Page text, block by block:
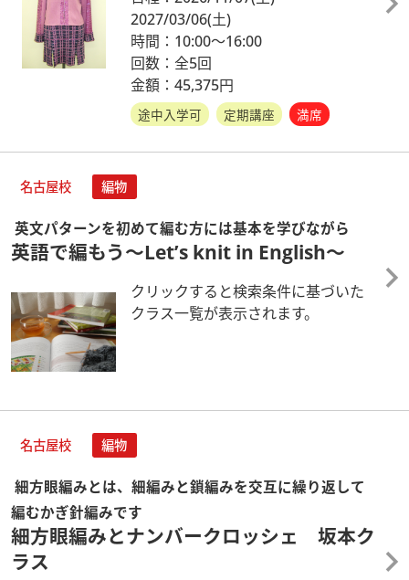
2027/03/06(土)
時間：10:00～16:00
回数：全5回
金額：45,375円
途中入学可 定期講座 満席
名古屋校 編物
英文パターンを初めて編む方には基本を学びながら
英語で編もう～Let’s knit in English～
クリックすると検索条件に基づいた
クラス一覧が表示されます。
名古屋校 編物
細方眼編みとは、細編みと鎖編みを交互に繰り返して
編むかぎ針編みです
細方眼編みとナンバークロッシェ 坂本ク
ラス